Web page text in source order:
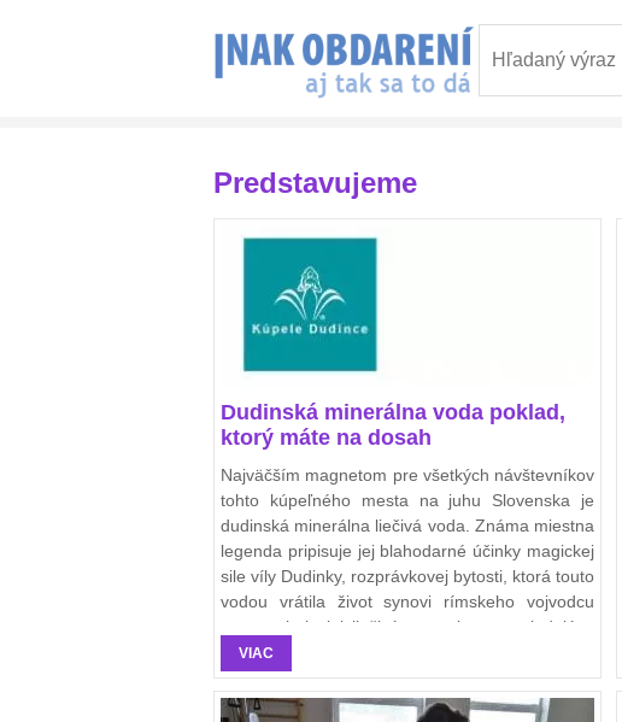
Predstavujeme
Dudinská minerálna voda poklad,
ktorý máte na dosah
Najväčším magnetom pre všetkých návštevníkov
tohto kúpeľného mesta na juhu Slovenska je
dudinská minerálna liečivá voda. Známa miestna
legenda pripisuje jej blahodarné účinky magickej
sile víly Dudinky, rozprávkovej bytosti, ktorá touto
vodou vrátila život synovi rímskeho vojvodcu
a ponechala jej liečivú moc aj pre nasledujúce
generácie.
VIAC